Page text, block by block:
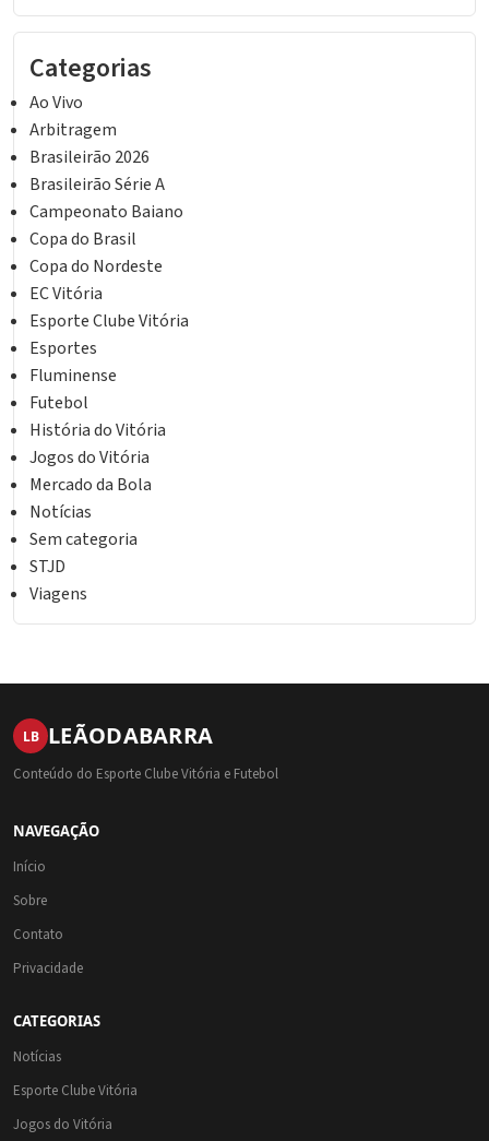
Categorias
Ao Vivo
Arbitragem
Brasileirão 2026
Brasileirão Série A
Campeonato Baiano
Copa do Brasil
Copa do Nordeste
EC Vitória
Esporte Clube Vitória
Esportes
Fluminense
Futebol
História do Vitória
Jogos do Vitória
Mercado da Bola
Notícias
Sem categoria
STJD
Viagens
LB LEÃODABARRA
Conteúdo do Esporte Clube Vitória e Futebol
NAVEGAÇÃO
Início
Sobre
Contato
Privacidade
CATEGORIAS
Notícias
Esporte Clube Vitória
Jogos do Vitória